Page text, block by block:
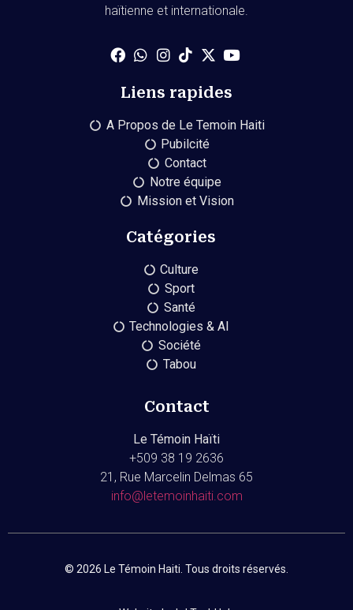
haïtienne et internationale.
Liens rapides
A Propos de Le Temoin Haiti
Pubilcité
Contact
Notre équipe
Mission et Vision
Catégories
Culture
Sport
Santé
Technologies & AI
Société
Tabou
Contact
Le Témoin Haïti
+509 38 19 2636
21, Rue Marcelin Delmas 65
info@letemoinhaiti.com
© 2026 Le Témoin Haiti. Tous droits réservés.